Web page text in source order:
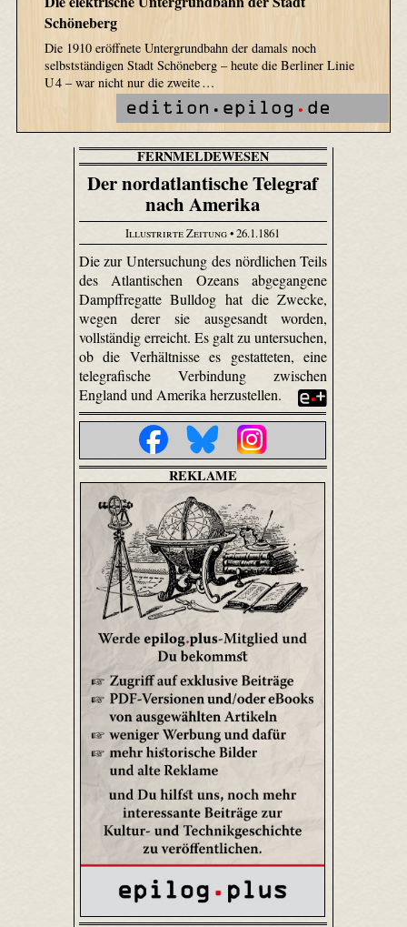
Schöneberg
Die 1910 eröffnete Untergrundbahn der damals noch
selbstständigen Stadt Schöneberg – heute die Berliner Linie
U 4 – war nicht nur die zweite …
FERNMELDEWESEN
Der nordatlantische Telegraf
nach Amerika
Illustrirte Zeitung• 26.1.1861
Die zur Untersuchung des nördlichen Teils
des Atlantischen Ozeans abgegangene
Dampffregatte Bulldog hat die Zwecke,
wegen derer sie ausgesandt worden,
vollständig erreicht. Es galt zu untersuchen,
ob die Verhältnisse es gestatteten, eine
telegrafische Verbindung zwischen
England und Amerika herzustellen.
REKLAME